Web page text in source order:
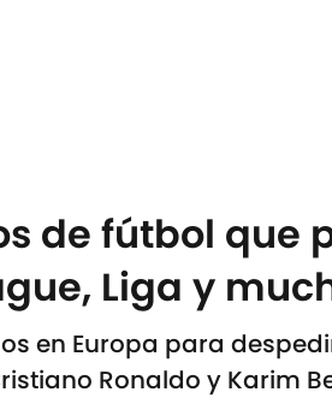
de fútbol que
Liga y
en Europa para
Ronaldo y Karim